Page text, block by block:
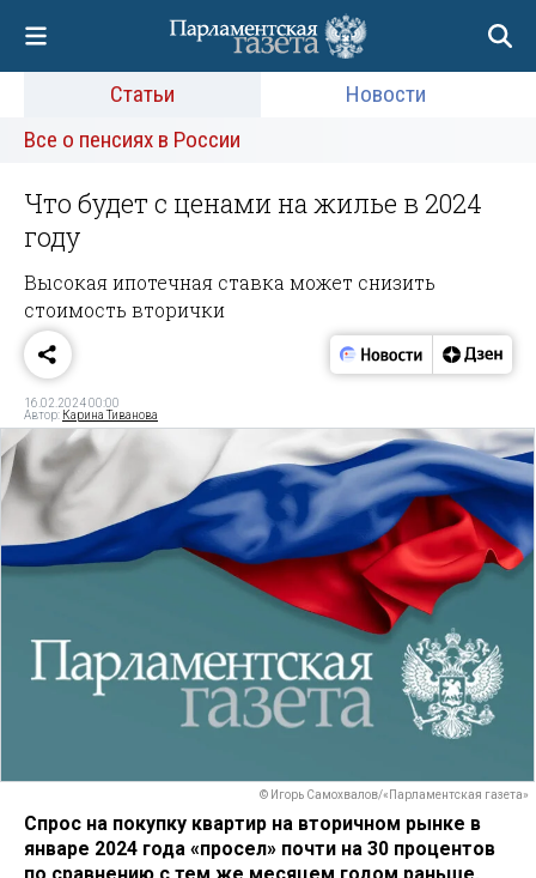
Статьи
Новости
Все о пенсиях в России
Что будет с ценами на жилье в 2024
году
Высокая ипотечная ставка может снизить
стоимость вторички
16.02.2024 00:00
Автор: Карина Тиванова
© Игорь Самохвалов/«Парламентская газета»
Спрос на покупку квартир на вторичном рынке в
январе 2024 года «просел» почти на 30 процентов
по сравнению с тем же месяцем годом раньше.